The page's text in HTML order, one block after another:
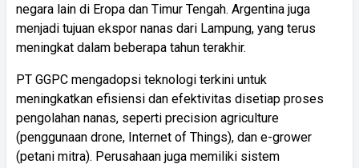
negara lain di Eropa dan Timur Tengah. Argentina juga
menjadi tujuan ekspor nanas dari Lampung, yang terus
meningkat dalam beberapa tahun terakhir.
PT GGPC mengadopsi teknologi terkini untuk
meningkatkan efisiensi dan efektivitas disetiap proses
pengolahan nanas, seperti precision agriculture
(penggunaan drone, Internet of Things), dan e-grower
(petani mitra). Perusahaan juga memiliki sistem